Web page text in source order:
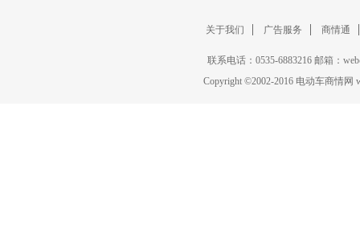
关于我们 广告服务 商情通
联系电话：0535-6883216 邮箱：
Copyright ©2002-2016 电动车商情网